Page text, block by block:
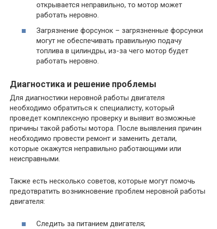
открывается неправильно, то мотор может
работать неровно.
Загрязнение форсунок – загрязненные форсунки
могут не обеспечивать правильную подачу
топлива в цилиндры, из-за чего мотор будет
работать неровно.
Диагностика и решение проблемы
Для диагностики неровной работы двигателя
необходимо обратиться к специалисту, который
проведет комплексную проверку и выявит возможные
причины такой работы мотора. После выявления причин
необходимо провести ремонт и заменить детали,
которые окажутся неправильно работающими или
неисправными.
Также есть несколько советов, которые могут помочь
предотвратить возникновение проблем неровной работы
двигателя:
Следить за питанием двигателя;